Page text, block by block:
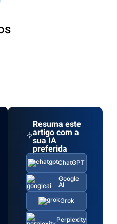
Resuma este
artigo com a
sua IA
preferida
ChatGPT
Google
AI
Grok
Perplexity